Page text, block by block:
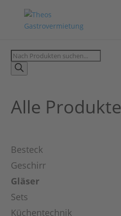
Products
search
Alle Produkte
Besteck
Geschirr
Gläser
Sets
Küchentechnik